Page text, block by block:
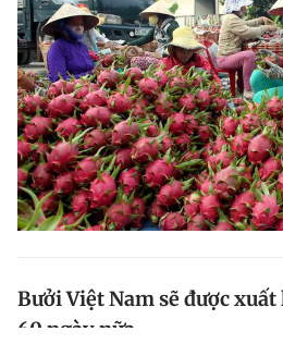
Bưởi Việt Nam sẽ được
60 ngày nữa